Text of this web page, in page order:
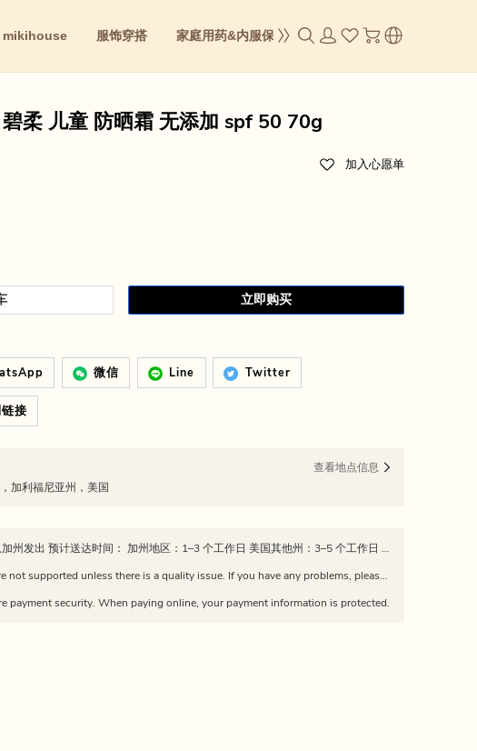
mikihouse 服饰穿搭 家庭用药&内服保养 成人零食 身体&彩妆
柔 儿童 防晒霜 无添加 spf 50 70g
加入心愿单
立即购买
微信 Line Twitter
接
加利福尼亚州，美国
查看地点信息
📦 发货政策 所有订单均从加州发出 预计送达时间： 加州地区：1–3 个工作日 美国其他州：3–5 个工作日 订单发货后，我们会提供物流追踪信息。 请注意：因快递公司延误、天气或节假日，实际送达时间可能有所不同。 Estimated delivery time: California: 1–3 business days Other U.S. states: 3–5 business days Tracking information will be provided once the order is shipped. Please note: delivery times may vary due to carrier delays, weather, or holidays.
Returns and exchanges are not supported unless there is a quality issue. If you have any problems, please feel free to contact us via WeChat: dajiang226688
payment security. When paying online, your payment information is protected.